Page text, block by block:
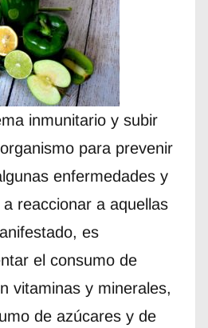
inmunitario y subir
para prevenir
enfermedades y
reaccionar a aquellas
es
el consumo de
vitaminas y minerales,
de azúcares y de